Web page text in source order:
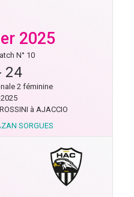
2025
N° 10
24
2 féminine
à AJACCIO
SORGUES